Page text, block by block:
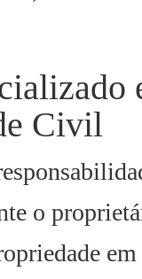
Civil
o